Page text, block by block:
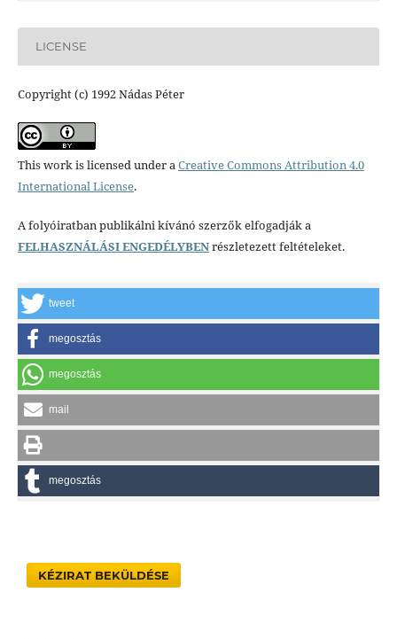
LICENSE
Copyright (c) 1992 Nádas Péter
This work is licensed under aCreative Commons Attribution 4.0
International License.
A folyóiratban publikálni kívánó szerzők elfogadják a
FELHASZNÁLÁSI ENGEDÉLYBENrészletezett feltételeket.
tweet
megosztás
megosztás
mail
megosztás
KÉZIRAT BEKÜLDÉSE